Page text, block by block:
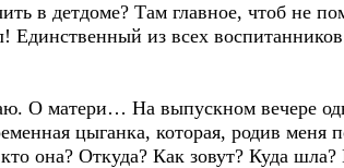
в детдоме? Там главное, чтоб не
Единственный из всех
матери… На выпускном вечере
цыганка, которая, родив
она? Откуда? Как зовут? Куда